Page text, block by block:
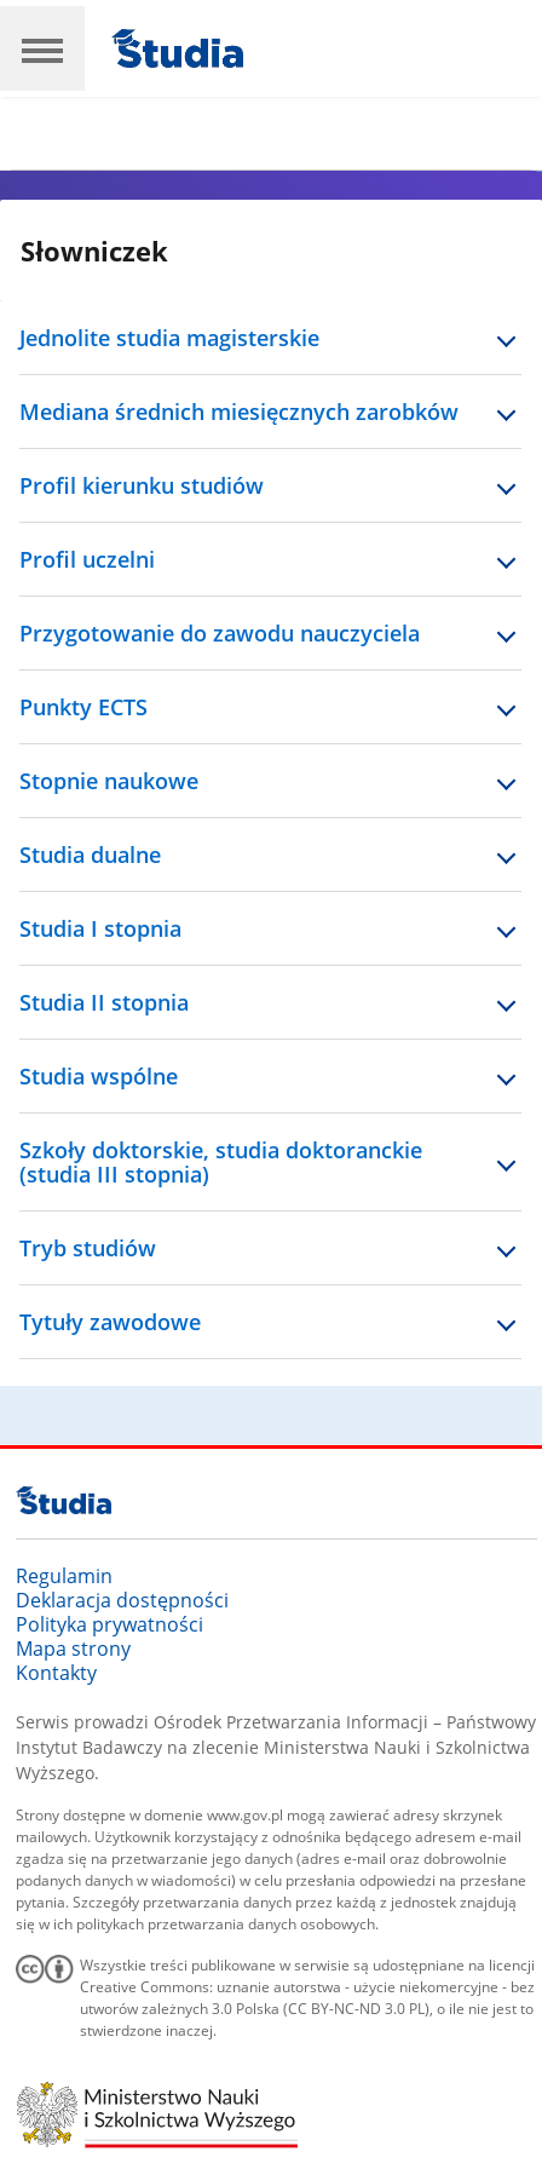
Słowniczek
Jednolite studia magisterskie
Mediana średnich miesięcznych zarobków
Profil kierunku studiów
Profil uczelni
Przygotowanie do zawodu nauczyciela
Punkty ECTS
Stopnie naukowe
Studia dualne
Studia I stopnia
Studia II stopnia
Studia wspólne
Szkoły doktorskie, studia doktoranckie
(studia III stopnia)
Tryb studiów
Tytuły zawodowe
Regulamin
Deklaracja dostępności
Mapa strony
Kontakty
Serwis prowadzi Ośrodek Przetwarzania Informacji – Państwowy
Instytut Badawczy na zlecenie Ministerstwa Nauki i Szkolnictwa
Wyższego.
Strony dostępne w domenie www.gov.pl mogą zawierać adresy skrzynek
mailowych. Użytkownik korzystający z odnośnika będącego adresem e-mail
zgadza się na przetwarzanie jego danych (adres e-mail oraz dobrowolnie
podanych danych w wiadomości) w celu przesłania odpowiedzi na przesłane
pytania. Szczegóły przetwarzania danych przez każdą z jednostek znajdują
się w ich politykach przetwarzania danych osobowych.
Wszystkie treści publikowane w serwisie są udostępniane na licencji
Creative Commons: uznanie autorstwa - użycie niekomercyjne - bez
utworów zależnych 3.0 Polska (CC BY-NC-ND 3.0 PL), o ile nie jest to
stwierdzone inaczej.